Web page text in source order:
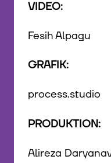
VIDEO:
Fesih Alpagu
GRAFIK:
process.studio
PRODUKTION:
Alireza